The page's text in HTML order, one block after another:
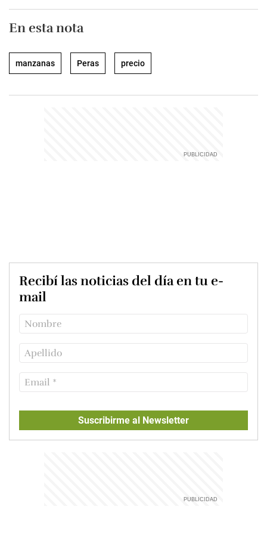
En esta nota
manzanas Peras precio
Recibí las noticias del día en tu e-
mail
Suscribirme al Newsletter